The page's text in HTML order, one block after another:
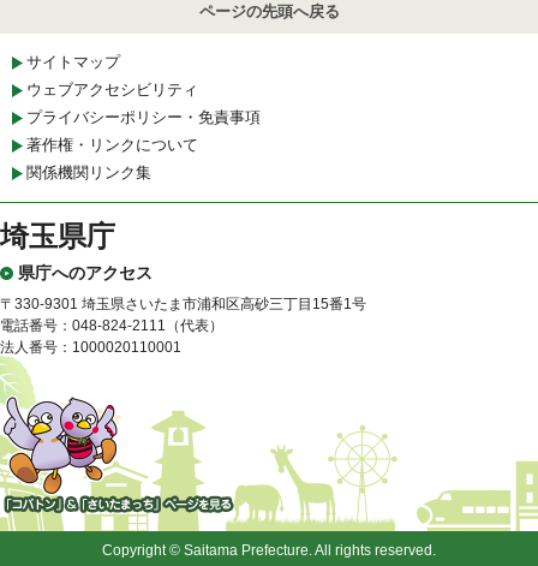
ページの先頭へ戻る
サイトマップ
ウェブアクセシビリティ
プライバシーポリシー・免責事項
著作権・リンクについて
関係機関リンク集
埼玉県庁
県庁へのアクセス
〒330-9301 埼玉県さいたま市浦和区高砂三丁目15番1号
電話番号：048-824-2111（代表）
法人番号：1000020110001
「コバトン」&「さいたまっ
Copyright © Saitama Prefecture. All rights reserved.